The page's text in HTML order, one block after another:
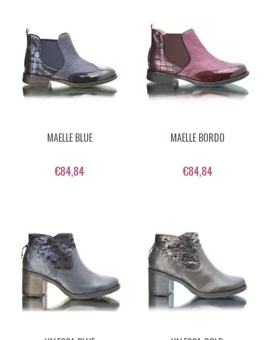
MAELLE BLUE
€84,84
MAELLE BORDO
€84,84